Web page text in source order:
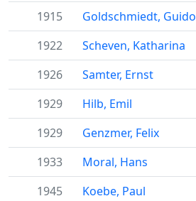
1915
Goldschmiedt, Guido
1922
Scheven, Katharina
1926
Samter, Ernst
1929
Hilb, Emil
1929
Genzmer, Felix
1933
Moral, Hans
1945
Koebe, Paul